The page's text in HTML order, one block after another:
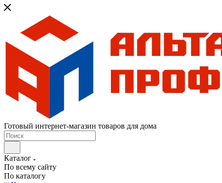
Готовый интернет-магазин товаров для дома
Каталог
По всему сайту
По каталогу